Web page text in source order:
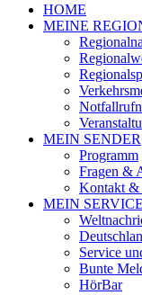
HOME
MEINE
MEIN SENDER
Programm
Fragen &
Kontakt &
MEIN SERVICE
Service
Bunte
HörBar